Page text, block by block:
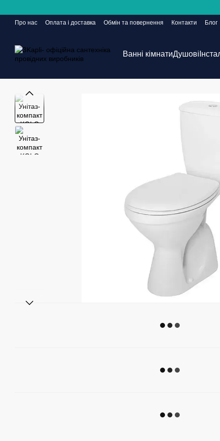
Про нас Оплата і доставка Обмін та повернення Контакти
Блог
Ванні кімнатиДушові